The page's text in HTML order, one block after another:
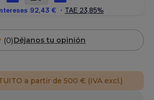
(0)Déjanos tu opinión
a partir de 500 € (IVA excl.)